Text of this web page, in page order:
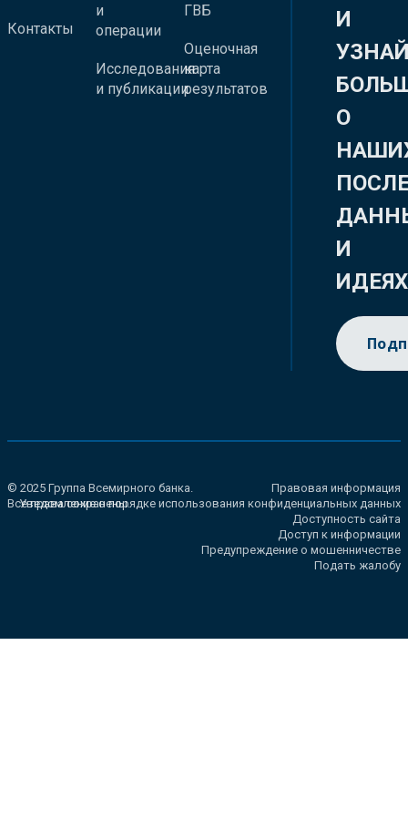
Контакты
и
операции
Исследования
и публикации
ГВБ
Оценочная
карта
результатов
И
О
И
ИДЕЯХ
© 2025 Группа Всемирного банка.
Все права сохранены.
Правовая информация
Уведомление о порядке использования конфиденциальных данных
Доступность сайта
Доступ к информации
Предупреждение о мошенничестве
Подать жалобу